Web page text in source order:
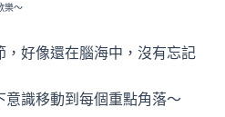
樂～
，好像還在腦海中，沒有忘記
意識移動到每個重點角落～